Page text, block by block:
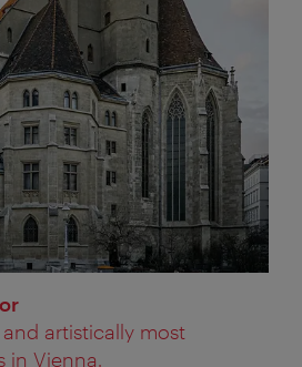
artistically most
in Vienna.